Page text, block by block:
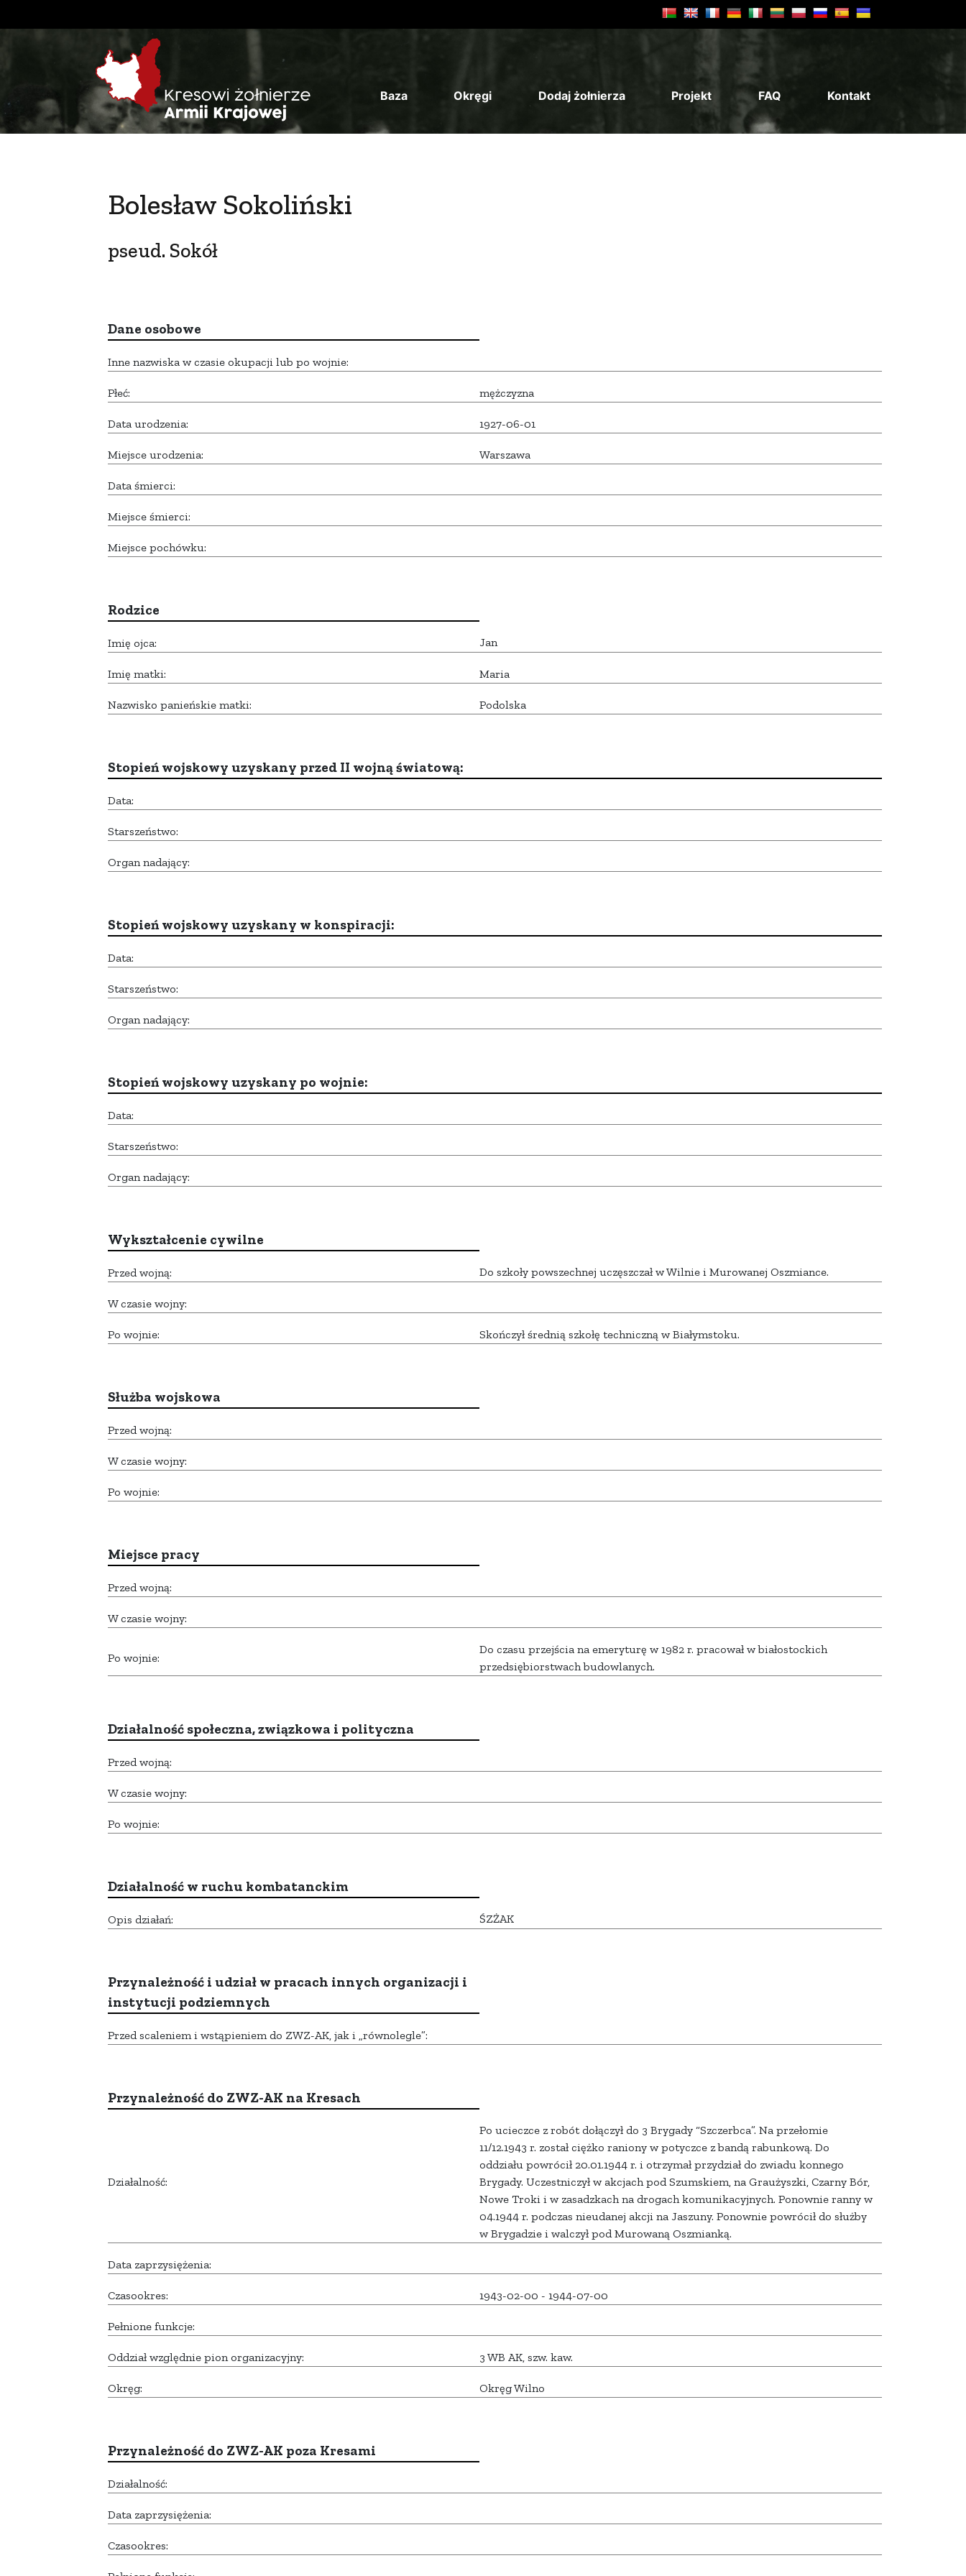
Baza Okręgi Dodaj żołnierza Projekt FAQ Kontakt
Bolesław Sokoliński
pseud. Sokół
Dane osobowe
Inne nazwiska w czasie okupacji lub po wojnie:
Płeć: mężczyzna
Data urodzenia: 1927-06-01
Miejsce urodzenia: Warszawa
Data śmierci:
Miejsce śmierci:
Miejsce pochówku:
Rodzice
Imię ojca: Jan
Imię matki: Maria
Nazwisko panieńskie matki: Podolska
Stopień wojskowy uzyskany przed II wojną światową:
Data:
Starszeństwo:
Organ nadający:
Stopień wojskowy uzyskany w konspiracji:
Data:
Starszeństwo:
Organ nadający:
Stopień wojskowy uzyskany po wojnie:
Data:
Starszeństwo:
Organ nadający:
Wykształcenie cywilne
Przed wojną: Do szkoły powszechnej uczęszczał w Wilnie i Murowanej Oszmiance.
W czasie wojny:
Po wojnie: Skończył średnią szkołę techniczną w Białymstoku.
Służba wojskowa
Przed wojną:
W czasie wojny:
Po wojnie:
Miejsce pracy
Przed wojną:
W czasie wojny:
Po wojnie:
Do czasu przejścia na emeryturę w 1982 r. pracował w białostockich
przedsiębiorstwach budowlanych.
Działalność społeczna, związkowa i polityczna
Przed wojną:
W czasie wojny:
Po wojnie:
Działalność w ruchu kombatanckim
Opis działań: ŚZŻAK
Przynależność i udział w pracach innych organizacji i
instytucji podziemnych
Przed scaleniem i wstąpieniem do ZWZ-AK, jak i „równolegle”:
Przynależność do ZWZ-AK na Kresach
Działalność:
Po ucieczce z robót dołączył do 3 Brygady “Szczerbca”. Na przełomie
11/12.1943 r. został ciężko raniony w potyczce z bandą rabunkową. Do
oddziału powrócił 20.01.1944 r. i otrzymał przydział do zwiadu konnego
Brygady. Uczestniczył w akcjach pod Szumskiem, na Graużyszki, Czarny Bór,
Nowe Troki i w zasadzkach na drogach komunikacyjnych. Ponownie ranny w
04.1944 r. podczas nieudanej akcji na Jaszuny. Ponownie powrócił do służby
w Brygadzie i walczył pod Murowaną Oszmianką.
Data zaprzysiężenia:
Czasookres: 1943-02-00 - 1944-07-00
Pełnione funkcje:
Oddział względnie pion organizacyjny: 3 WB AK, szw. kaw.
Okręg: Okręg Wilno
Przynależność do ZWZ-AK poza Kresami
Działalność:
Data zaprzysiężenia:
Czasookres: